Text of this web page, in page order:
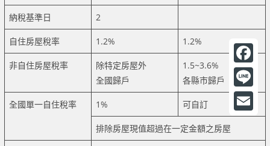
納稅基準日 2
自住房屋稅率 1.2% 1.2%
非自住房屋稅率
除特定房屋外
全國歸戶
1.5~3.6%
各縣市歸戶
全國單一自住稅率 1% 可自訂
排除房屋現值超過在一定金額之房屋
F
a
c
L
iE
m